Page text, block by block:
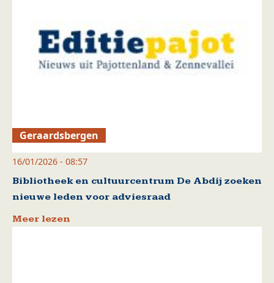
Geraardsbergen
16/01/2026 - 08:57
Bibliotheek en cultuurcentrum De Abdij zoeken
nieuwe leden voor adviesraad
Meer lezen